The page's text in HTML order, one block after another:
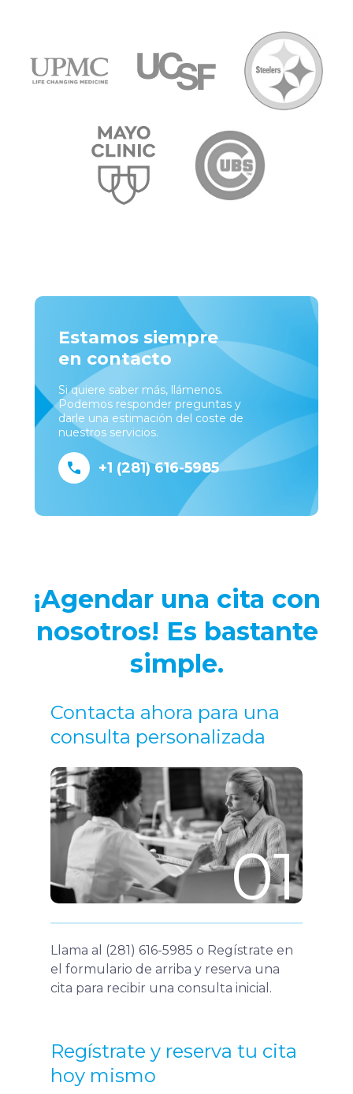
Estamos siempre
en contacto
Si quiere saber más, llámenos.
Podemos responder preguntas y
darle una estimación del coste de
nuestros servicios.
+1 (281) 616-5985
¡Agendar una cita con
nosotros! Es bastante
simple.
Contacta ahora para una
consulta personalizada
Regístrate y reserva tu cita
hoy mismo
Llama al (281) 616-5985 o Regístrate en
el formulario de arriba y reserva una
cita para recibir una consulta inicial.
01